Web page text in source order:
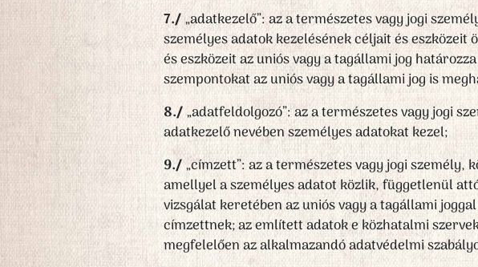
7./„adatkezelő”: az a természetes vagy jogi
személyes adatok kezelésének céljait és
és eszközeit az uniós vagy a tagállami jog
szempontokat az uniós vagy a tagállami jog is
8./„adatfeldolgozó”: az a természetes vagy jogi
adatkezelő nevében személyes adatokat kezel;
9./„címzett”: az a természetes vagy jogi személy,
amellyel a személyes adatot közlik, függetlenül
vizsgálat keretében az uniós vagy a tagállami
címzettnek; az említett adatok e közhatalmi
megfelelően az alkalmazandó adatvédelmi